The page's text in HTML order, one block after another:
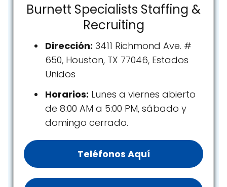
Burnett Specialists Staffing &
Recruiting
Dirección: 3411 Richmond Ave. #
650, Houston, TX 77046, Estados
Unidos
Horarios: Lunes a viernes abierto
de 8:00 AM a 5:00 PM, sábado y
domingo cerrado.
Teléfonos Aquí